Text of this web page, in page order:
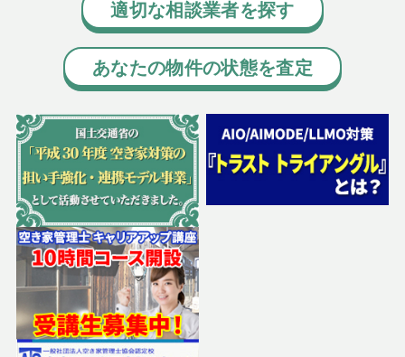
適切な相談業者を探す
あなたの物件の状態を査定